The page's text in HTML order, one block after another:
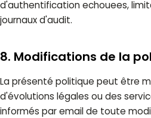
d'authentification echouees,
journaux d'audit.
8. Modifications de la
La présenté politique peut être
d'évolutions légales ou des
informés par email de toute